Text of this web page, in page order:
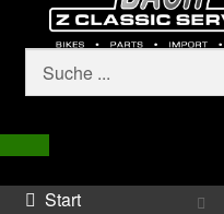
Start